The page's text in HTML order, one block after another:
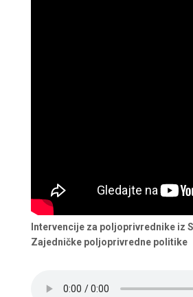
Intervencije za poljoprivrednike iz
Zajedničke poljoprivredne politike